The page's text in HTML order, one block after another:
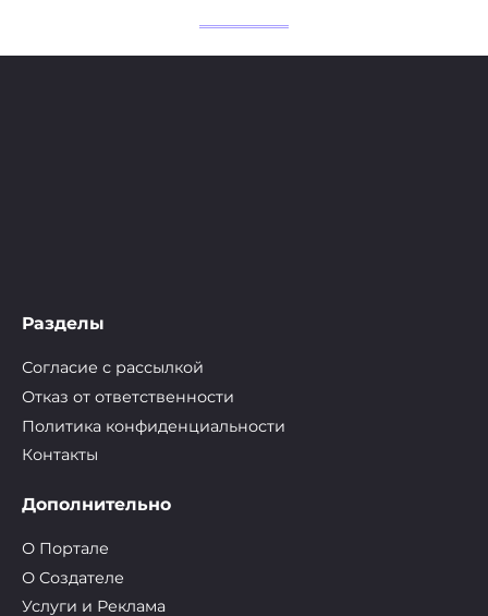
Разделы
Согласие с рассылкой
Отказ от ответственности
Политика конфиденциальности
Контакты
Дополнительно
О Портале
О Cоздателе
Услуги и Реклама